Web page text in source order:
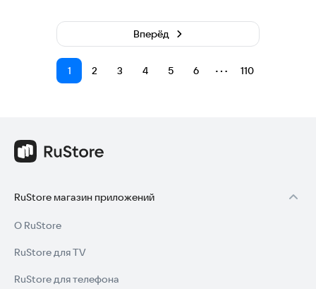
1 2 3 4 5 6 ⋯ 110
Вперёд
RuStore магазин приложений
О RuStore
RuStore для TV
RuStore для телефона